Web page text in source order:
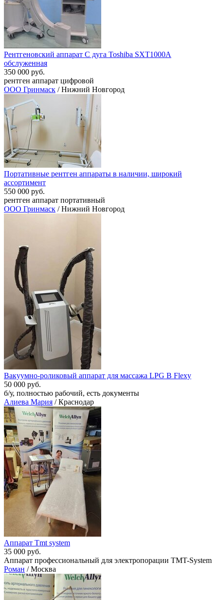
Рентгеновский аппарат С дуга Toshiba SXT1000A
обслуженная
350 000 руб.
рентген аппарат цифровой
ООО Гринмаск / Нижний Новгород
Портативные рентген аппараты в наличии, широкий
ассортимент
550 000 руб.
рентген аппарат портативный
ООО Гринмаск / Нижний Новгород
Вакуумно-роликовый аппарат для массажа LPG B Flexy
50 000 руб.
б/у, полностью рабочий, есть документы
Алиева Мария / Краснодар
Аппарат Tmt system
35 000 руб.
Аппарат профессиональный для электропорации TMT-System
Роман / Москва